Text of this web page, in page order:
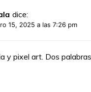
dice:
15, 2025 a las 7:26 pm
y pixel art. Dos